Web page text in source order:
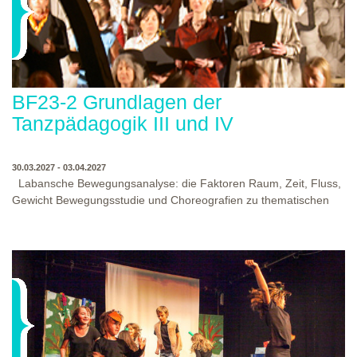
Lieblingsbesetzung/besetzungen heraus um sie exemplarisch
praktisch umzusetzen.
BF23-2 Grundlagen der
Tanzpädagogik III und IV
30.03.2027 - 03.04.2027
Labansche Bewegungsanalyse: die Faktoren Raum, Zeit, Fluss,
Gewicht Bewegungsstudie und Choreografien zu thematischen
WO?
THEATERWERKSTATT HEIDELBERG: KLINGENTEICHSTR. 8, NÄHE
BUSHALTESTELLE PETERSKIRCHE (ALTSTADT)
WANN?
30.03.2027 - 03.04.2027 DI.-DO.10:00-17:00, FR.10.00-21.00, SA. 10.00-
16.30